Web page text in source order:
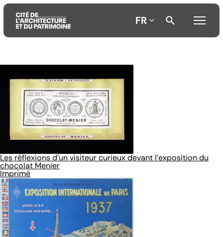
contenu
principal
principal
recherche
FR
Les réflexions d'un visiteur curieux devant l'exposition du
chocolat Menier
Imprimé